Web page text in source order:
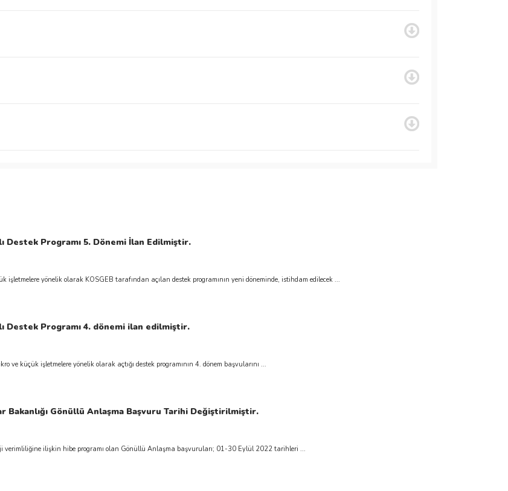
Destek Programı 5. Dönemi İlan Edilmiştir.
işletmelere yönelik olarak KOSGEB tarafından açılan destek programının yeni döneminde, istihdam edilecek ...
Destek Programı 4. dönemi ilan edilmiştir.
ve küçük işletmelere yönelik olarak açtığı destek programının 4. dönem başvularını ...
Bakanlığı Gönüllü Anlaşma Başvuru Tarihi Değiştirilmiştir.
verimliliğine ilişkin hibe programı olan Gönüllü Anlaşma başvuruları; 01-30 Eylül 2022 tarihleri ...